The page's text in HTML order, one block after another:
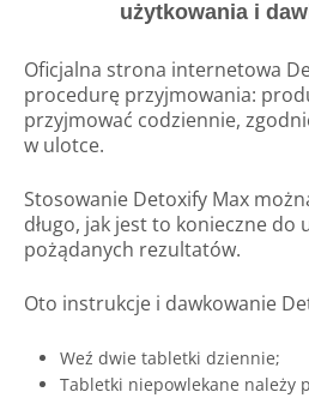
użytkowania i
Oficjalna strona internetowa
procedurę przyjmowania:
przyjmować codziennie,
w ulotce.
Stosowanie Detoxify Max
długo, jak jest to konieczne do
pożądanych rezultatów.
Oto instrukcje i dawkowanie
Weź dwie tabletki dziennie;
Tabletki niepowlekane należy